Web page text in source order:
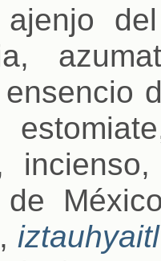
ajenjo
de
iztauhyaitl